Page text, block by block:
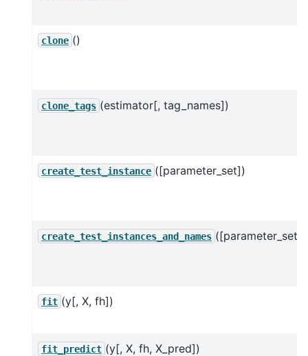
clone ()
clone_tags (estimator[, tag_names])
create_test_instance ([parameter_set])
create_test_instances_and_names ([parameter_set])
fit (y[, X, fh])
fit_predict (y[, X, fh, X_pred])